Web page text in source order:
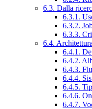
6.3. Dalla
6.3.1.
6.3.2.
6.3.3.
6.4.
6.4.1.
6.4.2.
6.4.3.
6.4.4.
6.4.5.
6.4.6.
6.4.7.